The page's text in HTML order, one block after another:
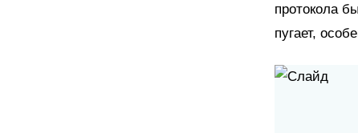
протокола
пугает,